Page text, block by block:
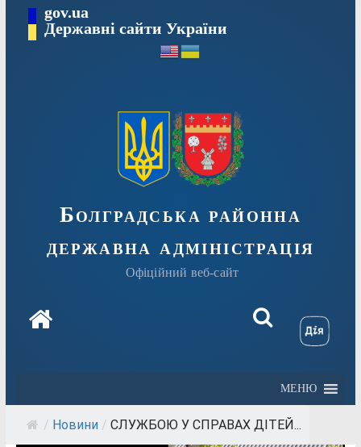
Перейтиgov.ua
Державні сайти України
Болградська районна
державна адміністрація
Офіційний веб-сайт
МЕНЮ
/ Новини / СЛУЖБОЮ У СПРАВАХ ДІТЕЙ...